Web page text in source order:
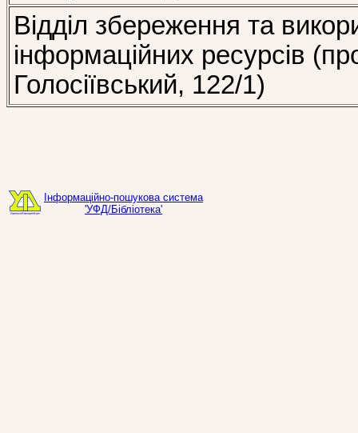
Відділ збереження та
інформаційних ресурсів
Голосіївський, 122/1)
Інформаційно-пошукова система
'УФД/Бібліотека'